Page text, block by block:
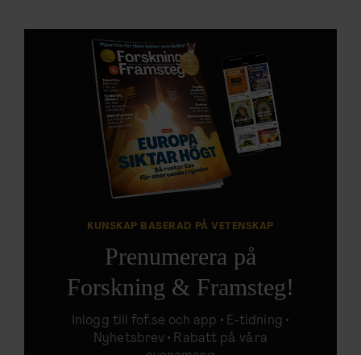
KUNSKAP BASERAD PÅ VETENSKAP
Prenumerera på
Forskning & Framsteg!
Inlogg tillfof.se och app • E-tidning •
Nyhetsbrev • Rabatt på våra